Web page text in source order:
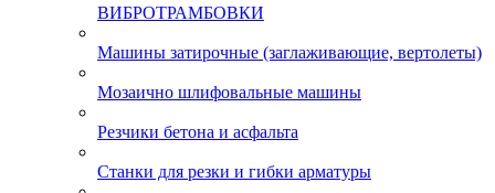
ВИБРОТРАМБОВКИ
Машины затирочные (заглаживающие, вертолеты)
Мозаично шлифовальные машины
Резчики бетона и асфальта
Станки для резки и гибки арматуры